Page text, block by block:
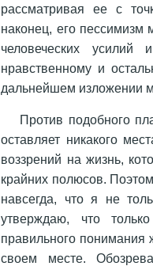
рассматривая ее с
наконец, его
человеческих усилий
нравственному и
дальнейшем изложении
Против подобного
оставляет никакого
воззрений на жизнь,
крайних полюсов.
навсегда, что я не
утверждаю, что
правильного понимания
своем месте.